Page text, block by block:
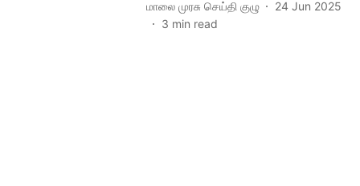
மாலை முரசு செய்தி குழு
24 Jun 2025
3 min read